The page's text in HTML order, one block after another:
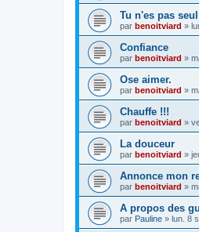
Tu n'es pas
par benoitviard »
Confiance
par benoitviard »
Ose aimer.
par benoitviard »
Chauffe !!!
par benoitviard »
La douceur
par benoitviard »
Annonce mon
par benoitviard »
A propos des
par Pauline » lun. 8